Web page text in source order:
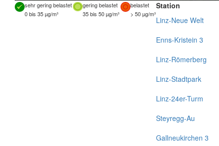
sehr gering belastet gering belastet
belastet
0 bis 35 µg/m³
35 bis 50 µg/m³ > 50 µg/m³
Station
Linz-Neue Welt
Enns-Kristein 3
Linz-Römerberg
Linz-Stadtpark
Linz-24er-Turm
Steyregg-Au
Gallneukirchen 3